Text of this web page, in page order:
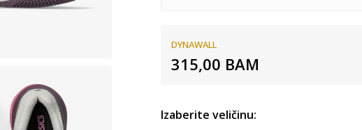
DYNAWALL
315,00 BAM
Izaberite veličinu: